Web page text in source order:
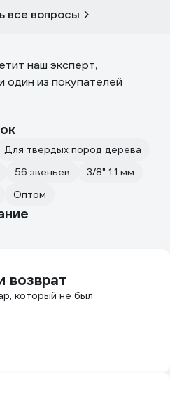
все вопросы
наш эксперт,
один из покупателей
Для твердых пород дерева
56 звеньев
3/8" 1.1 мм
Оптом
возврат
который не был